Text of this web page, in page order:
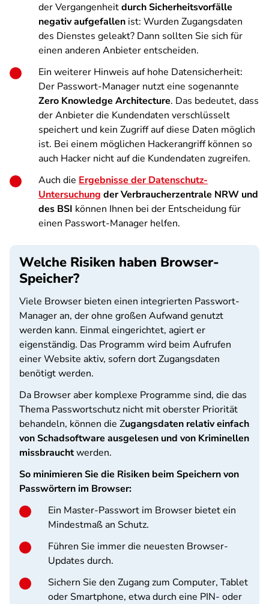
der Vergangenheitdurch Sicherheitsvorfälle
negativ aufgefallen ist: Wurden Zugangsdaten
des Dienstes geleakt? Dann sollten Sie sich für
einen anderen Anbieter entscheiden.
Ein weiterer Hinweis auf hohe Datensicherheit:
Der Passwort-Manager nutzt eine sogenannte
Zero Knowledge Architecture. Das bedeutet, dass
der Anbieter die Kundendaten verschlüsselt
speichert und kein Zugriff auf diese Daten möglich
ist. Bei einem möglichen Hackerangriff können so
auch Hacker nicht auf die Kundendaten zugreifen.
Auch die Ergebnisse der Datenschutz-
Untersuchung der Verbraucherzentrale NRW und
des BSI können Ihnen bei der Entscheidung für
einen Passwort-Manager helfen.
Welche Risiken haben Browser-
Speicher?
Viele Browser bieten einen integrierten Passwort-
Manager an, der ohne großen Aufwand genutzt
werden kann. Einmal eingerichtet, agiert er
eigenständig. Das Programm wird beim Aufrufen
einer Website aktiv, sofern dort Zugangsdaten
benötigt werden.
Da Browser aber komplexe Programme sind, die das
Thema Passwortschutz nicht mit oberster Priorität
behandeln, können die Zugangsdaten relativ einfach
von Schadsoftware ausgelesen und von Kriminellen
missbrauchtwerden.
So minimieren Sie die Risiken beim Speichern von
Passwörtern im Browser:
Ein Master-Passwort im Browser bietet ein
Mindestmaß an Schutz.
Führen Sie immer die neuesten Browser-
Updates durch.
Sichern Sie den Zugang zum Computer, Tablet
oder Smartphone, etwa durch eine PIN- oder